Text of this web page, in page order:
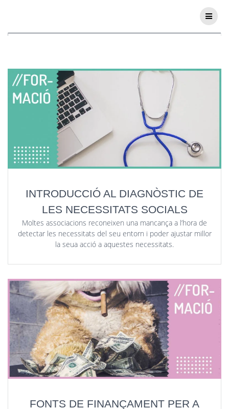
INTRODUCCIÓ AL DIAGNÒSTIC DE
LES NECESSITATS SOCIALS
Moltes associacions reconeixen una mancança a l’hora de
detectar les necessitats del seu entorn i poder ajustar millor
la seua acció a aquestes necessitats.
FONTS DE FINANÇAMENT PER A